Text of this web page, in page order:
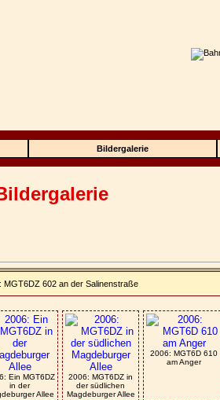
Bildergalerie
MGT6DZ 602 an der Salinenstraße
Ein MGT6DZ
in der
Allee
2006: MGT6DZ in
der südlichen
Magdeburger Allee
2006: MGT6D 610
am Anger